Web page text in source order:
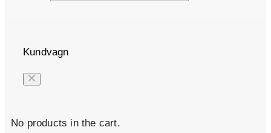
Kundvagn
No products in the cart.